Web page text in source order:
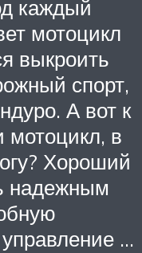
каждый
мотоцикл
выкроить
спорт,
А вот к
мотоцикл, в
Хороший
надежным
…